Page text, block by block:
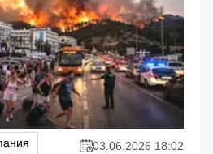
03.06.2026 18:02